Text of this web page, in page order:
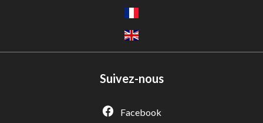
Adèle — Conseiller IA
Suivez-nous
Facebook